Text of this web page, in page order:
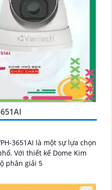
3651AI là một sự lựa chọn
Kim
phân giải 5